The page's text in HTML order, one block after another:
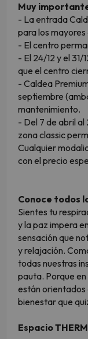
Muy
- La entrada
para los mayores
- El centro
- El 24/12 y el
que el centro
- Caldea
septiembre
mantenimiento.
- Del 7 de abril al
zona classic
Cualquier
con el precio
Conoce todos
Sientes tu
y la paz impera
sensación que
y relajación.
todas nuestras
pauta. Porque
están orientados
bienestar que
Espacio